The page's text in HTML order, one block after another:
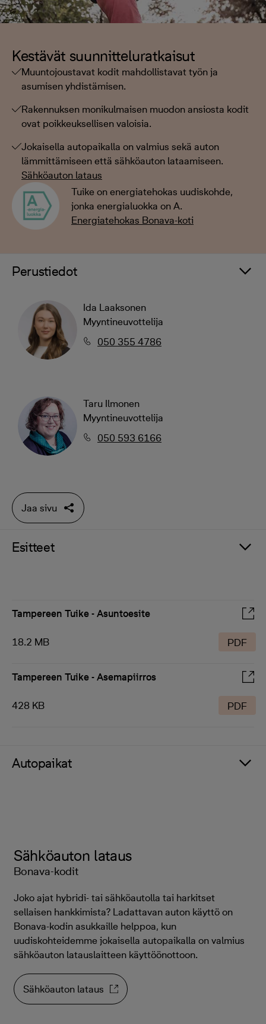
Kestävät suunnitteluratkaisut
Muuntojoustavat kodit mahdollistavat työn ja
asumisen yhdistämisen.
Rakennuksen monikulmaisen muodon ansiosta kodit
ovat poikkeuksellisen valoisia.
Jokaisella autopaikalla on valmius sekä auton
lämmittämiseen että sähköauton lataamiseen.
Sähköauton lataus
Tuike on energiatehokas uudiskohde,
jonka energialuokka on A.
Energiatehokas Bonava-koti
Perustiedot
Ida Laaksonen
Myyntineuvottelija
050 355 4786
Taru Ilmonen
Myyntineuvottelija
050 593 6166
Jaa sivu
Esitteet
Tampereen Tuike - Asuntoesite
18.2 MB PDF
Tampereen Tuike - Asemapiirros
428 KB PDF
Autopaikat
Sähköauton lataus
Bonava-kodit
Joko ajat hybridi- tai sähköautolla tai harkitset
sellaisen hankkimista? Ladattavan auton käyttö on
Bonava-kodin asukkaille helppoa, kun
uudiskohteidemme jokaisella autopaikalla on valmius
sähköauton latauslaitteen käyttöönottoon.
Sähköauton lataus